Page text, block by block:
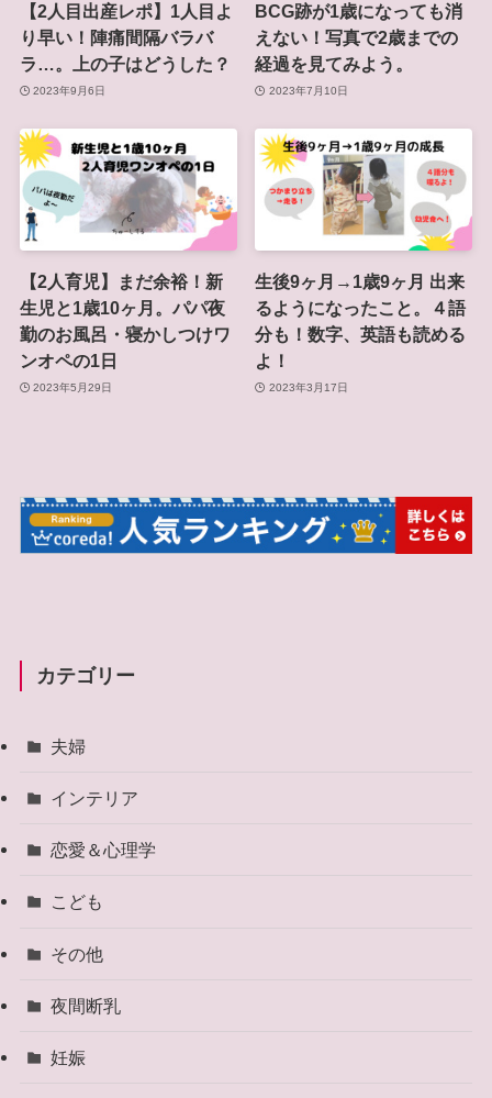
【2人目出産レポ】1人目よ
り早い！陣痛間隔バラバ
ラ…。上の子はどうした？
2023年9月6日
BCG跡が1歳になっても消
えない！写真で2歳までの
経過を見てみよう。
2023年7月10日
【2人育児】まだ余裕！新
生児と1歳10ヶ月。パパ夜
勤のお風呂・寝かしつけワ
ンオペの1日
2023年5月29日
生後9ヶ月→1歳9ヶ月 出来
るようになったこと。４語
分も！数字、英語も読める
よ！
2023年3月17日
カテゴリー
夫婦
インテリア
恋愛＆心理学
こども
その他
夜間断乳
妊娠